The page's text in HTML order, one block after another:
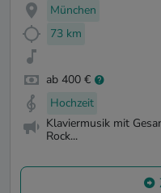
München
73 km
ab 400 €
Hochzeit
Klaviermusik mit
Rock...